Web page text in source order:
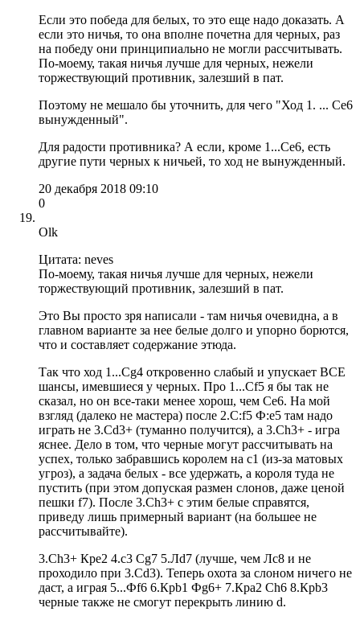
Если это победа для белых, то это еще надо доказать. А
если это ничья, то она вполне почетна для черных, раз
на победу они принципиально не могли рассчитывать.
По-моему, такая ничья лучше для черных, нежели
торжествующий противник, залезший в пат.
Поэтому не мешало бы уточнить, для чего "Ход 1. ... Сe6
вынужденный".
Для радости противника? А если, кроме 1...Сe6, есть
другие пути черных к ничьей, то ход не вынужденный.
20 декабря 2018 09:10
0
Olk
Цитата: neves
По-моему, такая ничья лучше для черных, нежели
торжествующий противник, залезший в пат.
Это Вы просто зря написали - там ничья очевидна, а в
главном варианте за нее белые долго и упорно борются,
что и составляет содержание этюда.
Так что ход 1...Сg4 откровенно слабый и упускает ВСЕ
шансы, имевшиеся у черных. Про 1...Сf5 я бы так не
сказал, но он все-таки менее хорош, чем Сe6. На мой
взгляд (далеко не мастера) после 2.С:f5 Ф:e5 там надо
играть не 3.Cd3+ (туманно получится), а 3.Сh3+ - игра
яснее. Дело в том, что черные могут рассчитывать на
успех, только забравшись королем на с1 (из-за матовых
угроз), а задача белых - все удержать, а короля туда не
пустить (при этом допуская размен слонов, даже ценой
пешки f7). После 3.Сh3+ с этим белые справятся,
приведу лишь примерный вариант (на большее не
рассчитывайте).
3.Сh3+ Крe2 4.c3 Cg7 5.Лd7 (лучше, чем Лс8 и не
проходило при 3.Сd3). Теперь охота за слоном ничего не
даст, а играя 5...Фf6 6.Крb1 Фg6+ 7.Крa2 Ch6 8.Крb3
черные также не смогут перекрыть линию d.